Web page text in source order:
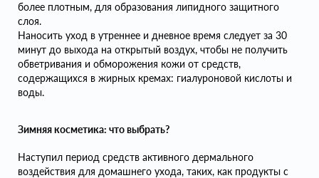
более плотным, для образования липидного защитного
слоя.
Наносить уход в утреннее и дневное время следует за 30
минут до выхода на открытый воздух, чтобы не получить
обветривания и обморожения кожи от средств,
содержащихся в жирных кремах: гиалуроновой кислоты и
воды.
Зимняя косметика: что выбрать?
Наступил период средств активного дермального
воздействия для домашнего ухода, таких, как продукты с